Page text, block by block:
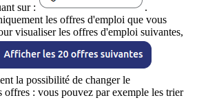
sur :
.
les offres d'emploi que vous
visualiser les offres d'emploi suivantes,
la possibilité de changer le
offres : vous pouvez par exemple les trier